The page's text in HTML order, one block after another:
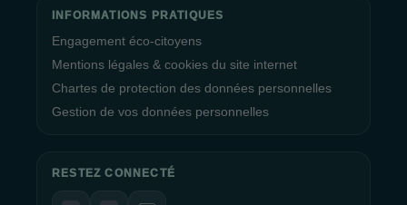
INFORMATIONS PRATIQUES
Engagement éco-citoyens
Mentions légales & cookies du site internet
Chartes de protection des données personnelles
Gestion de vos données personnelles
RESTEZ CONNECTÉ